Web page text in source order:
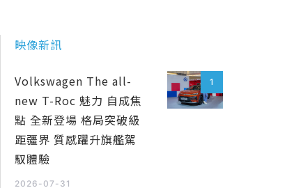
映像新訊
1
Volkswagen The all-
new T-Roc 魅力 自成焦
點 全新登場 格局突破級
距疆界 質感躍升旗艦駕
馭體驗
2026-07-31